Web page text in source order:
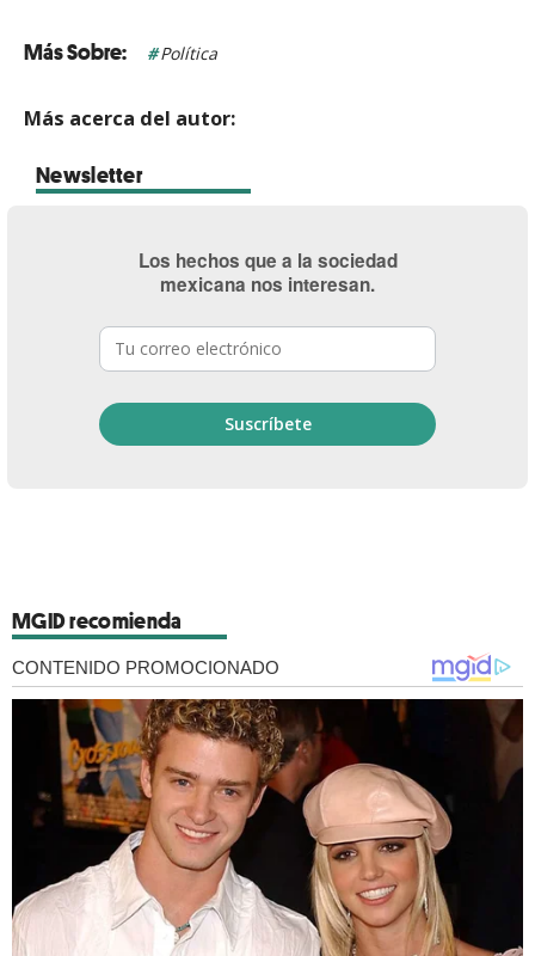
Política
Más acerca del autor:
Newsletter
Los hechos que a la sociedad
mexicana nos interesan.
MGID recomienda
CONTENIDO PROMOCIONADO